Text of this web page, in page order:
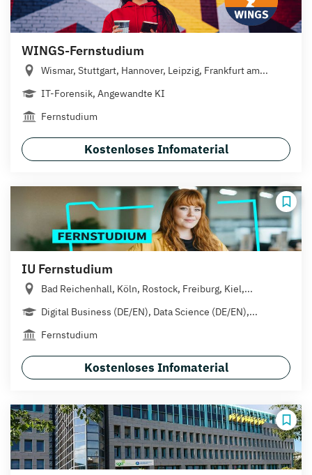
WINGS-Fernstudium
Wismar, Stuttgart, Hannover, Leipzig, Frankfurt am...
IT-Forensik, Angewandte KI
Fernstudium
Kostenloses Infomaterial
IU Fernstudium
Bad Reichenhall, Köln, Rostock, Freiburg, Kiel,...
Digital Business (DE/EN), Data Science (DE/EN),...
Fernstudium
Kostenloses Infomaterial